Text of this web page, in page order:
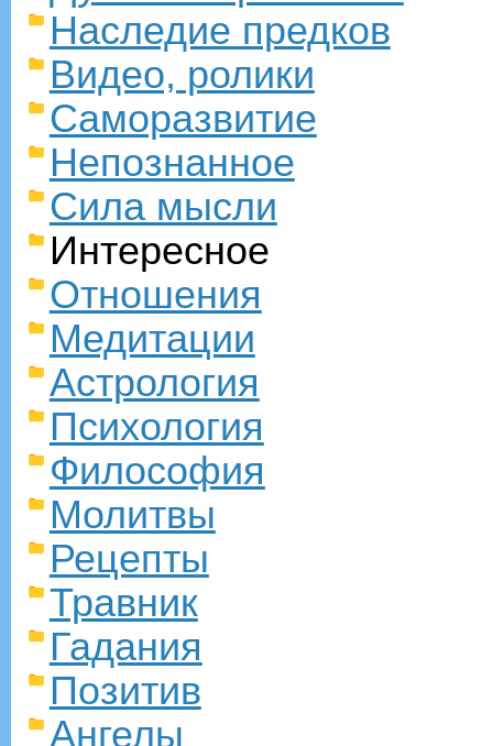
Наследие предков
Видео, ролики
Саморазвитие
Непознанное
Сила мысли
Интересное
Отношения
Медитации
Астрология
Психология
Философия
Молитвы
Рецепты
Травник
Гадания
Позитив
Ангелы